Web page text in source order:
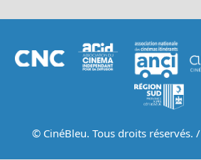
© CinéBleu. Tous droits réservés. /